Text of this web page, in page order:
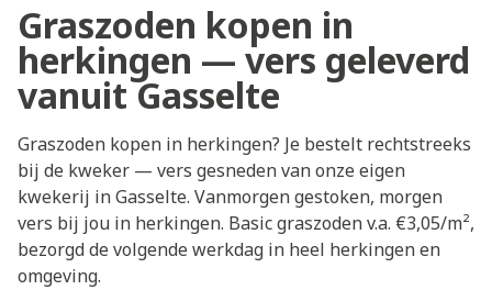
Graszoden kopen in
herkingen — vers geleverd
vanuit Gasselte
Graszoden kopen in herkingen? Je bestelt rechtstreeks
bij de kweker — vers gesneden van onze eigen
kwekerij in Gasselte. Vanmorgen gestoken, morgen
vers bij jou in herkingen. Basic graszoden v.a. €3,05/m²,
bezorgd de volgende werkdag in heel herkingen en
omgeving.